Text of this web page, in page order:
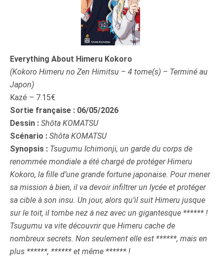
Everything About Himeru Kokoro
(Kokoro Himeru no Zen Himitsu – 4 tome(s) – Terminé au
Japon)
Kazé – 7.15€
Sortie française : 06/05/2026
Dessin : Shôta KOMATSU
Scénario : Shôta KOMATSU
Synopsis : Tsugumu Ichimonji, un garde du corps de
renommée mondiale a été chargé de protéger Himeru
Kokoro, la fille d’une grande fortune japonaise. Pour mener
sa mission à bien, il va devoir infiltrer un lycée et protéger
sa cible à son insu. Un jour, alors qu’il suit Himeru jusque
sur le toit, il tombe nez à nez avec un gigantesque ****** !
Tsugumu va vite découvrir que Himeru cache de
nombreux secrets. Non seulement elle est ******, mais en
plus ******, ****** et même ****** !